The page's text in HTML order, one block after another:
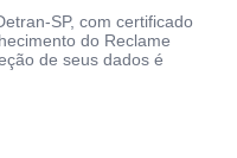
SP, com certificado
do Reclame
de seus dados é